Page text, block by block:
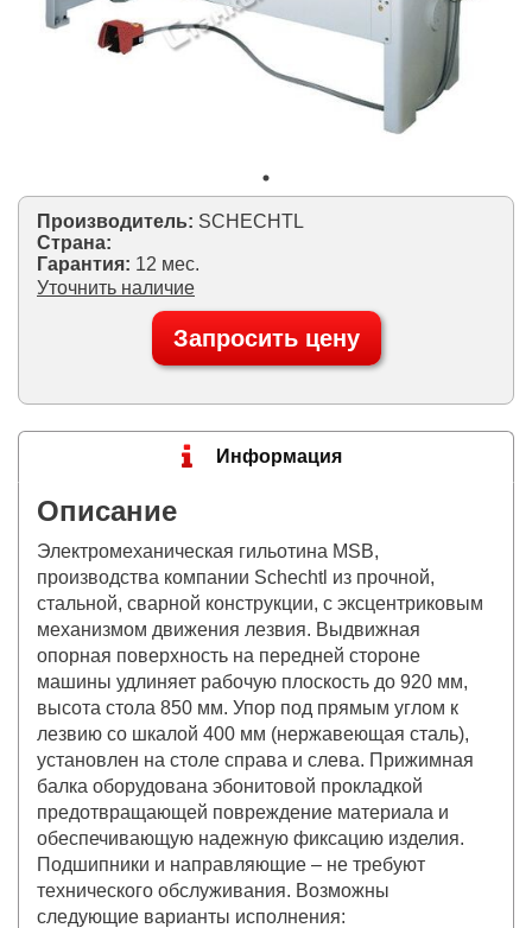
Производитель: SCHECHTL
Страна:
Гарантия: 12 мес.
Уточнить наличие
Запросить цену
Информация
Описание
Электромеханическая гильотина MSB,
производства компании Schechtl из прочной,
стальной, сварной конструкции, с эксцентриковым
механизмом движения лезвия. Выдвижная
опорная поверхность на передней стороне
машины удлиняет рабочую плоскость до 920 мм,
высота стола 850 мм. Упор под прямым углом к
лезвию со шкалой 400 мм (нержавеющая сталь),
установлен на столе справа и слева. Прижимная
балка оборудована эбонитовой прокладкой
предотвращающей повреждение материала и
обеспечивающую надежную фиксацию изделия.
Подшипники и направляющие – не требуют
технического обслуживания. Возможны
следующие варианты исполнения: